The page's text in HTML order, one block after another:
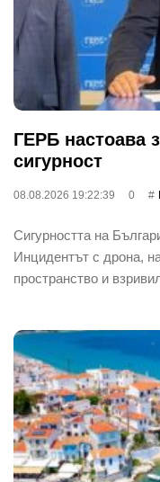
ГЕРБ настоава
сигурност
08.08.2026 19:22:39 0
Сигурността на
Инцидентът с дрона,
пространство и